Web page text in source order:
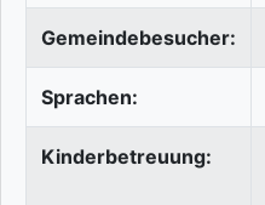
Gemeindebesucher:
Sprachen:
Kinderbetreuung: